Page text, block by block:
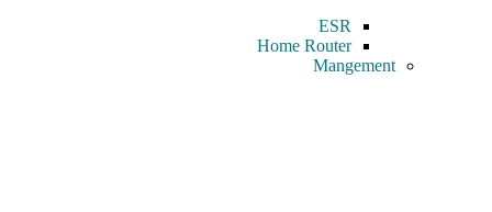
ESR
Home Router
Mangement